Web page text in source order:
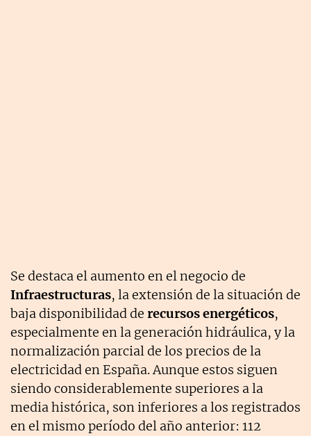
Se destaca el aumento en el negocio de
Infraestructuras, la extensión de la situación de
baja disponibilidad de recursos energéticos,
especialmente en la generación hidráulica, y la
normalización parcial de los precios de la
electricidad en España. Aunque estos siguen
siendo considerablemente superiores a la
media histórica, son inferiores a los registrados
en el mismo período del año anterior: 112